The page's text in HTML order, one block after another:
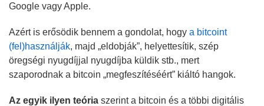
Google vagy Apple.
Azért is erősödik bennem a gondolat, hogy a bitcoint
(fel)használják, majd „eldobják”, helyettesítik, szép
öregségi nyugdíjjal nyugdíjba küldik stb., mert
szaporodnak a bitcoin „megfeszítéséért” kiáltó hangok.
Az egyik ilyen teória szerint a bitcoin és a többi digitális